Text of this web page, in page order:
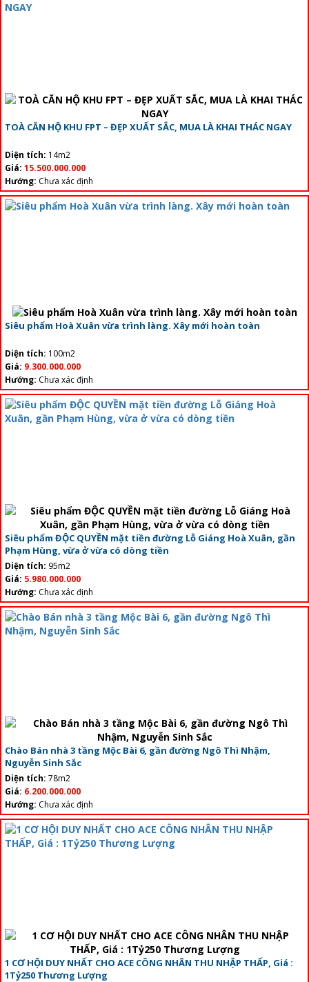
TOÀ CĂN HỘ KHU FPT – ĐẸP XUẤT SẮC, MUA LÀ KHAI THÁC NGAY
Diện tích: 14m2
Giá: 15.500.000.000
Hướng: Chưa xác định
Siêu phẩm Hoà Xuân vừa trình làng. Xây mới hoàn toàn
Diện tích: 100m2
Giá: 9.300.000.000
Hướng: Chưa xác định
Siêu phẩm ĐỘC QUYỀN mặt tiền đường Lỗ Giáng Hoà Xuân, gần
Phạm Hùng, vừa ở vừa có dòng tiền
Diện tích: 95m2
Giá: 5.980.000.000
Hướng: Chưa xác định
Chào Bán nhà 3 tầng Mộc Bài 6, gần đường Ngô Thì Nhậm,
Nguyễn Sinh Sắc
Diện tích: 78m2
Giá: 6.200.000.000
Hướng: Chưa xác định
1 CƠ HỘI DUY NHẤT CHO ACE CÔNG NHÂN THU NHẬP THẤP, Giá :
1Tỷ250 Thương Lượng